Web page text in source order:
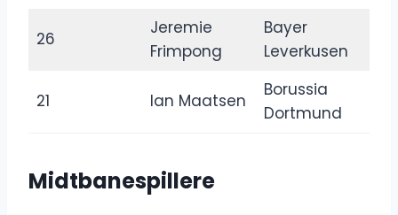
26
Jeremie
Frimpong
Bayer
Leverkusen
21 Ian Maatsen
Borussia
Dortmund
Midtbanespillere